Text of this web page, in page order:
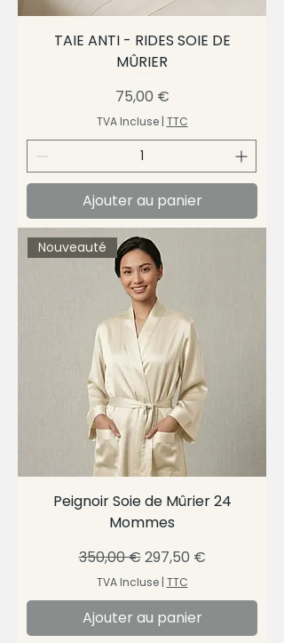
TAIE ANTI - RIDES SOIE DE
MÛRIER
Prix
75,00 €
TVA Incluse| TTC
Ajouter au panier
Nouveauté
Peignoir Soie de Mûrier 24
Mommes
Prix original
350,00 €Prix promotionnel
297,50 €
TVA Incluse| TTC
Ajouter au panier